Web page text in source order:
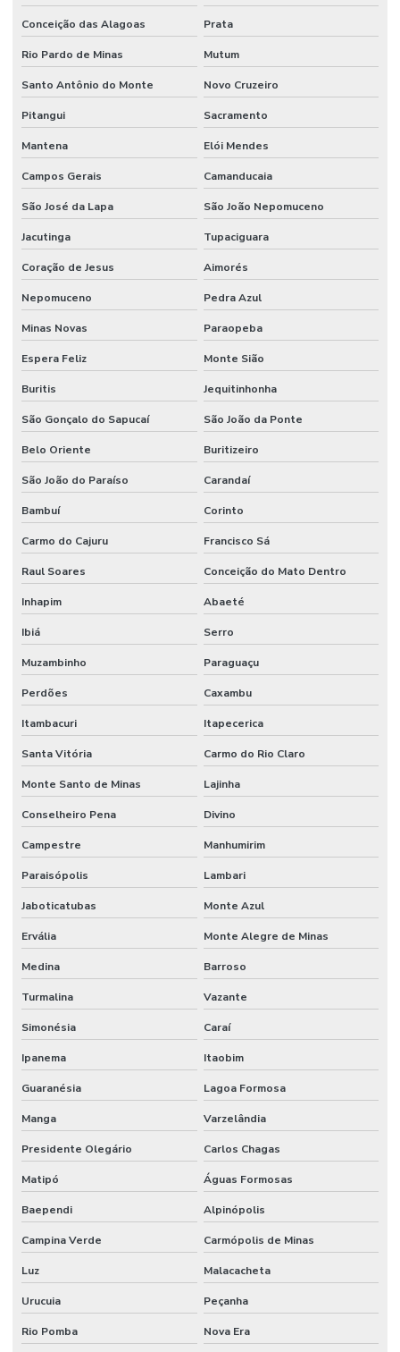
Conceição das Alagoas Prata
Rio Pardo de Minas Mutum
Santo Antônio do Monte Novo Cruzeiro
Pitangui Sacramento
Mantena Elói Mendes
Campos Gerais Camanducaia
São José da Lapa São João Nepomuceno
Jacutinga Tupaciguara
Coração de Jesus Aimorés
Nepomuceno Pedra Azul
Minas Novas Paraopeba
Espera Feliz Monte Sião
Buritis Jequitinhonha
São Gonçalo do Sapucaí São João da Ponte
Belo Oriente Buritizeiro
São João do Paraíso Carandaí
Bambuí Corinto
Carmo do Cajuru Francisco Sá
Raul Soares Conceição do Mato Dentro
Inhapim Abaeté
Ibiá Serro
Muzambinho Paraguaçu
Perdões Caxambu
Itambacuri Itapecerica
Santa Vitória Carmo do Rio Claro
Monte Santo de Minas Lajinha
Conselheiro Pena Divino
Campestre Manhumirim
Paraisópolis Lambari
Jaboticatubas Monte Azul
Ervália Monte Alegre de Minas
Medina Barroso
Turmalina Vazante
Simonésia Caraí
Ipanema Itaobim
Guaranésia Lagoa Formosa
Manga Varzelândia
Presidente Olegário Carlos Chagas
Matipó Águas Formosas
Baependi Alpinópolis
Campina Verde Carmópolis de Minas
Luz Malacacheta
Urucuia Peçanha
Rio Pomba Nova Era